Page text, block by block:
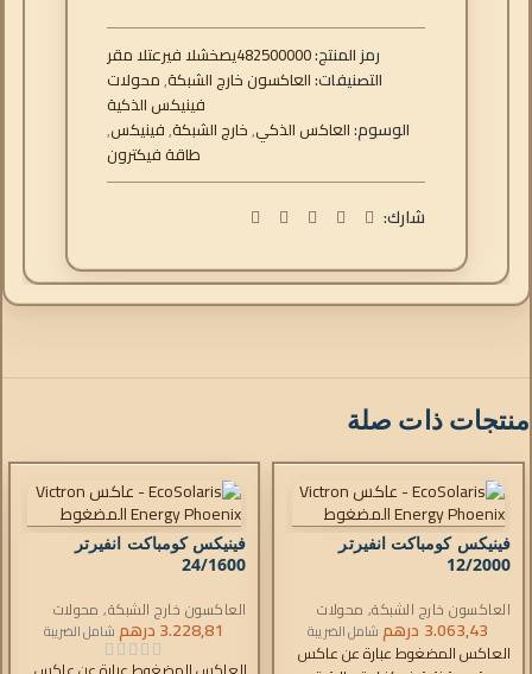
رمز المنتج: رقم التعريف الشخصي482500000
التصنيفات:العاكسون خارج الشبكة,محولات
فينيكس الذكية
الوسوم:العاكس الذكي,خارج الشبكة,فينيكس,
طاقة فيكترون
شارك:
منتجات ذات صلة
فينيكس كومباكت انفيرتر
12/2000
العاكسون خارج الشبكة, محولات
فينيكس المدمجة
3.063,43درهم شامل الضريبة
العاكس المضغوط عبارة عن عاكس
فينيكس كومباكت انفيرتر
24/1600
العاكسون خارج الشبكة, محولات
فينيكس المدمجة
3.228,81درهمشامل الضريبة